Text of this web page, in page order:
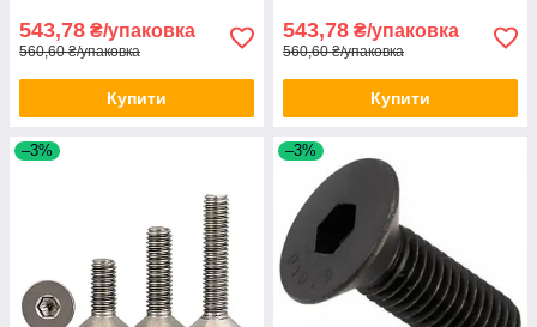
543,78 ₴/упаковка
560,60 ₴/упаковка
Купити
543,78 ₴/упаковка
560,60 ₴/упаковка
Купити
–3% –3%